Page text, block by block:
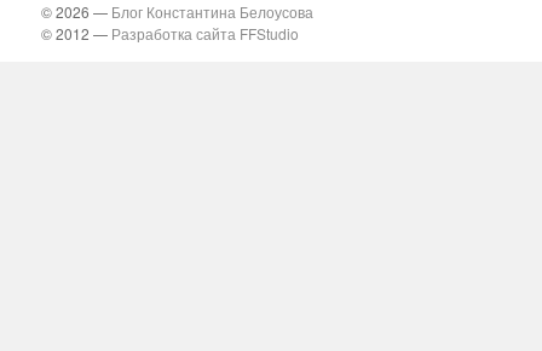
© 2026 — Блог Константина Белоусова
© 2012 — Разработка сайта FFStudio